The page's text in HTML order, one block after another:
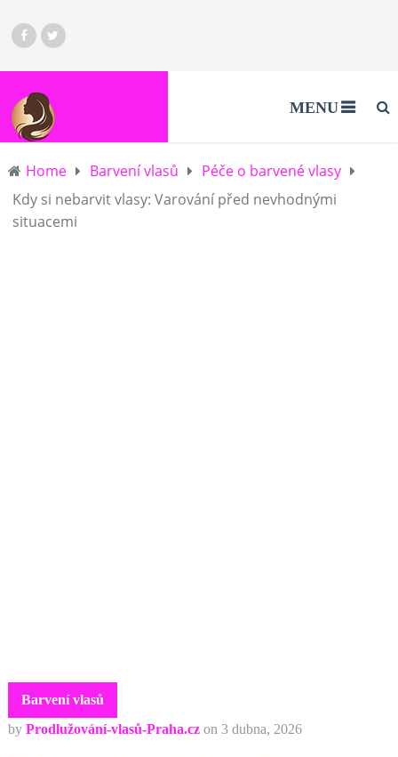
MENU
Home Barvení vlasů
Péče o barvené vlasy
Kdy si nebarvit vlasy: Varování před nevhodnými
situacemi
Barvení vlasů
by Prodlužování-vlasů-Praha.cz on 3 dubna, 2026